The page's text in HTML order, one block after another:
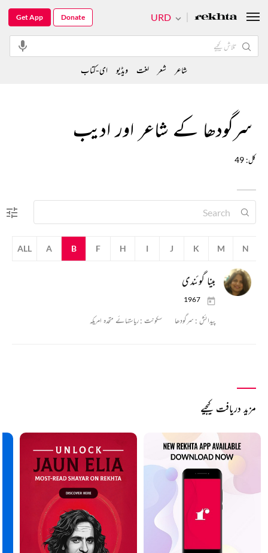
سرگودھا کے شاعر اور ادیب
کل: 49
ALL A B F H I J K M N
بینا گوئندی
1967
پیدائش : سرگودھا سکونت :ریاستہائے متحدہ امریکہ
مزید دریافت کیجیے
URD
Get App Donate
شاعر شعر لغت ویڈیو ای-کتاب